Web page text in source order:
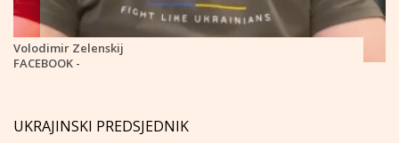
Volodimir Zelenskij
FACEBOOK -
UKRAJINSKI PREDSJEDNIK